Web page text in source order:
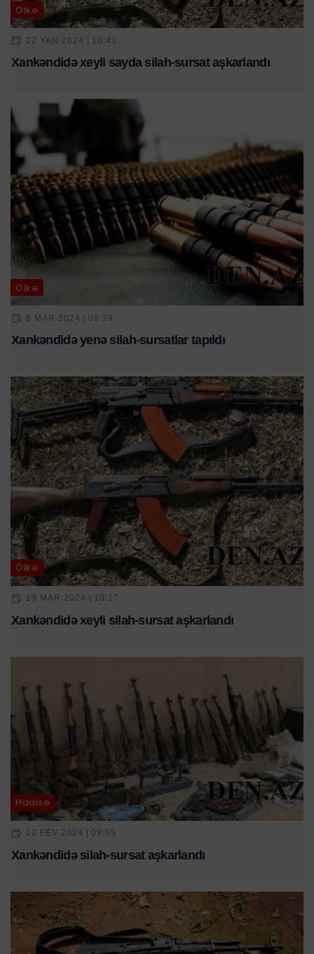
Ölkə
12 YAN 2024 | 10:41
Xankəndidə xeyli sayda silah-sursat aşkarlandı
Ölkə
6 MAR 2024 | 09:29
Xankəndidə yenə silah-sursatlar tapıldı
Ölkə
19 MAR 2024 | 10:17
Xankəndidə xeyli silah-sursat aşkarlandı
Hadisə
12 FEV 2024 | 09:55
Xankəndidə silah-sursat aşkarlandı